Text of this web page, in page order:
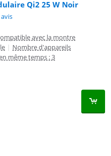
Qi2 25 W Noir
sur 10, basée sur 1 avis.
avis
avec la montre
| Nombre d'appareils
même temps : 3
sur 10, basée sur 3 avis.
sur 10, basée sur 3 avis.